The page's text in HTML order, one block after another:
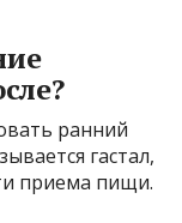
ранний
гастал,
приема пищи.